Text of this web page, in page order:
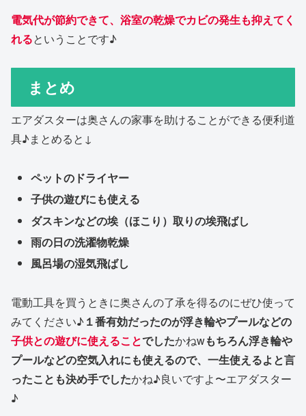
電気代が節約できて、浴室の乾燥でカビの発生も抑えてく
れるということです♪
まとめ
エアダスターは奥さんの家事を助けることができる便利道
具♪まとめると↓
ペットのドライヤー
子供の遊びにも使える
ダスキンなどの埃（ほこり）取りの埃飛ばし
雨の日の洗濯物乾燥
風呂場の湿気飛ばし
電動工具を買うときに奥さんの了承を得るのにぜひ使って
みてください♪ １番有効だったのが浮き輪やプールなどの
子供との遊びに使えることでしたかねwもちろん浮き輪や
プールなどの空気入れにも使えるので、一生使えるよと言
ったことも決め手でしたかね♪良いですよ〜エアダスター
♪